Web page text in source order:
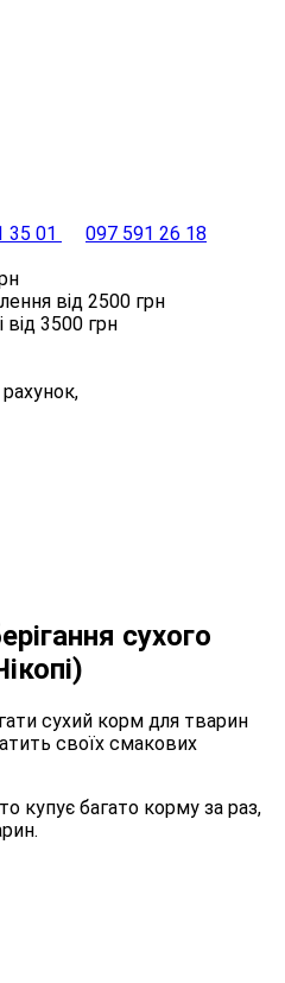
35 01
097 591 26 18
від 2500 грн
від 3500 грн
сухого
сухий корм для тварин
своїх смакових
купує багато корму за раз,